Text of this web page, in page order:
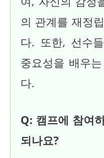
의 관계를 재정
다. 또한, 선수
중요성을 배우
다.
Q: 캠프에 참여
되나요?